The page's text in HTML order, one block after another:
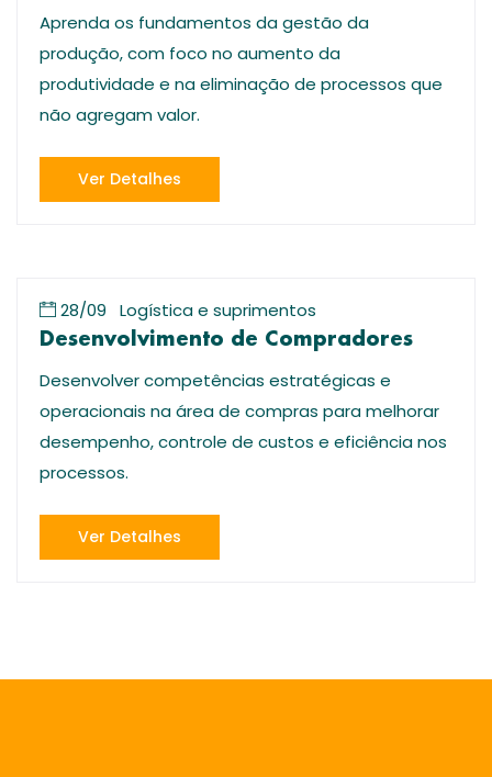
Aprenda os fundamentos da gestão da
produção, com foco no aumento da
produtividade e na eliminação de processos que
não agregam valor.
Ver Detalhes
28/09 Logística e suprimentos
Desenvolvimento de Compradores
Desenvolver competências estratégicas e
operacionais na área de compras para melhorar
desempenho, controle de custos e eficiência nos
processos.
Ver Detalhes